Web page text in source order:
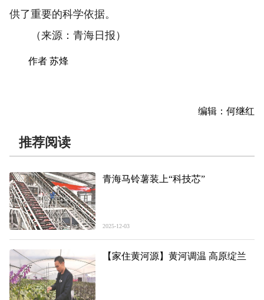
供了重要的科学依据。
（来源：青海日报）
作者 苏烽
编辑：何继红
推荐阅读
青海马铃薯装上“科技芯”
2025-12-03
【家住黄河源】黄河调温 高原绽兰